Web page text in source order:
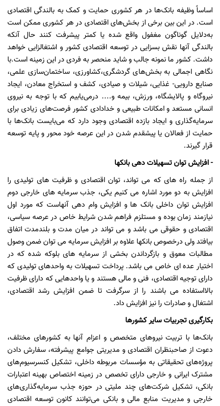
اساساً وظیفه بانک‌ها در هر کشوری حمایت و کمک به بالندگی اقتصادی
است. در این بین برخی از بخش‌های اقتصادی در هر کشوری ممکن است
به‌دلایل گوناگون مغفول واقعشده یا کمتر پیشرفت کنند حال آنکه
بالندگی آنها نقش بسزایی در توسعه اقتصادی کشور و اشتغالزایی خواهد
داشت. کشور ما نمونه جالب و شاید منحصر به فردی در این زمینه است.با
نگاهی اجمالی به بخش‌های گردشگری،کشاورزی، ساختمان‌سازی علمی،
صنایع دارویی- غذایی، شیلات و صیادی، کشف و استخراج معادن، ایجاد
نیروگاه و پالایشگاه، ورزش، بیمه و.... درمی‌یابیم که با توجه به نیروی
انسانی مستعد و امکانات طبیعی و خدادادی کشور فرصت‌های زیادی برای
سرمایه‌گذاری و ایجاد بازده اقتصادی وجود دارد که می‌بایست بانک‌ها با
حمایت از فعالان یا پیشقدم شدن در این عرصه خود محور و پایه توسعه
قرار گیرند.
-افزایش توان تسهیلات دهی بانکها
از جمله راه های که می تواند، توان اقتصادی و ظرفیت های تولیدی را
افزایش به دو مورد اشاره می کنیم یکی، جذب سرمایه های خارجی دوم
افزایش توان داخلی بانک ها و افزایش وام دهی آنهاست که مورد اول
نیازمند زمان بوده و مستلزم فراهم شدن شرایط خاص در عرصه سیاسی،
اقتصادی و حقوقی می باشد و می تواند در میان مدت و بلندمدت اتفاق
بیافتد ولی درخصوص بانکها علاوه بر افزایش سرمایه می توان ضمن وصول
مطالبات معوق و بازگرداندن بخشی از سرمایه های بلوکه شده که در
اختیار عده ای خاص می باشد. پرداخت تسهیلات به واحدهای تولیدی که
دارای توجیه اقتصادی، فنی و مالی هستند و یا واحدهایی که دارای ظرفیت
بالااستفاده می باشند را از سرگرفت تا ضمن افزایش رشد اقتصادی،
اشتغال و صادرات را نیز افزایش داد.
بکارگیری تجربیات سایر کشورها
بانک‌ها با تربیت نیروهای متخصص و اعزام آنها به کشورهای مختلف،
دعوت از صاحبنظران اقتصادی و مدیریتی جوامع پیشرفته، سفارش دادن
پروژه‌های تحقیقاتی به مؤسسات مربوطه داخلی، تشکیل کنسرسیوم‌های
مشترک ایرانی و خارجی دارای تخصص در زمینه اختصاص بهینه اعتبارات
بانکی، تشکیل شرکت‌های چند ملیتی در حوزه جذب سرمایه‌گذاری‌های
خارجی و مدیریت منابع مالی و بانکی می‌توانند کانون توسعه اقتصادی